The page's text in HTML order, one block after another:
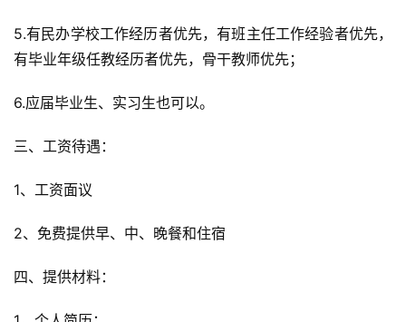
5.有民办学校工作经历者优先，有班主任工作经验者优先，
有毕业年级任教经历者优先，骨干教师优先；
6.应届毕业生、实习生也可以。
三、工资待遇：
1、工资面议
2、免费提供早、中、晚餐和住宿
四、提供材料：